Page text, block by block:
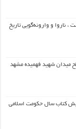
، ناروا و وارونه‌گویی تاریخ
میدان شهید فهمیده مشهد
کتاب سال حکومت اسلامی